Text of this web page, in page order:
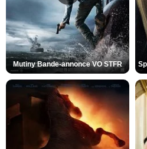
Mutiny Bande-annonce VO STFR